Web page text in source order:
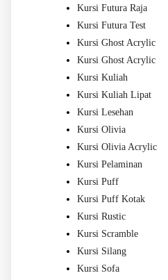
Kursi Futura Raja
Kursi Futura Test
Kursi Ghost Acrylic
Kursi Ghost Acrylic
Kursi Kuliah
Kursi Kuliah Lipat
Kursi Lesehan
Kursi Olivia
Kursi Olivia Acrylic
Kursi Pelaminan
Kursi Puff
Kursi Puff Kotak
Kursi Rustic
Kursi Scramble
Kursi Silang
Kursi Sofa